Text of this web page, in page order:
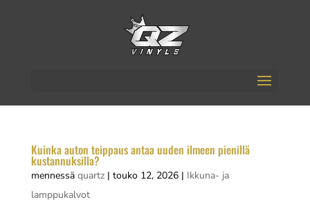
Kuinka auton teippaus antaa uuden ilmeen pienillä
kustannuksilla?
mennessä quartz| touko 12, 2026| Ikkuna- ja
lamppukalvot